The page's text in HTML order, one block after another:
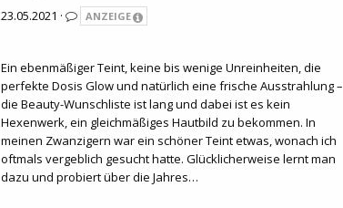
23.05.2021 · ANZEIGE
Ein ebenmäßiger Teint, keine bis wenige Unreinheiten, die
perfekte Dosis Glow und natürlich eine frische Ausstrahlung –
die Beauty-Wunschliste ist lang und dabei ist es kein
Hexenwerk, ein gleichmäßiges Hautbild zu bekommen. In
meinen Zwanzigern war ein schöner Teint etwas, wonach ich
oftmals vergeblich gesucht hatte. Glücklicherweise lernt man
dazu und probiert über die Jahres…